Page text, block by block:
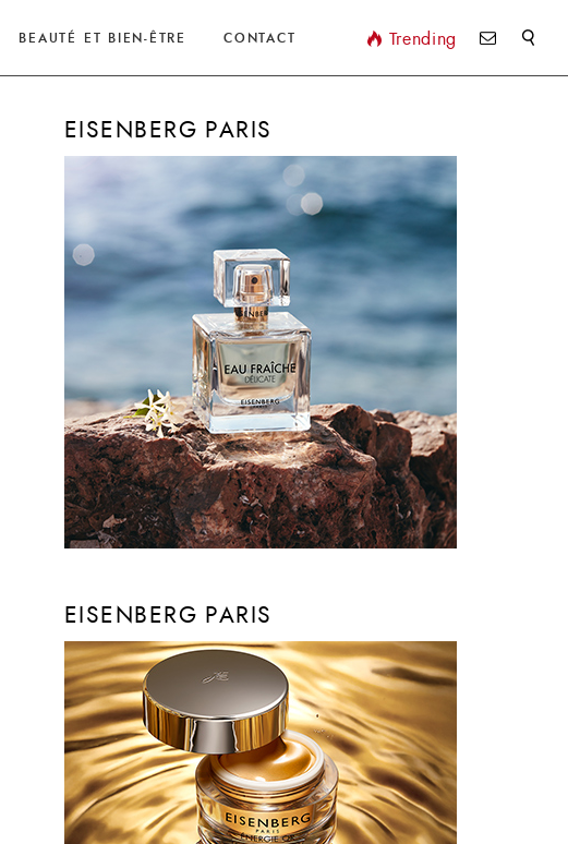
BEAUTÉ ET BIEN-ÊTRE CONTACT Trending
EISENBERG PARIS
EISENBERG PARIS